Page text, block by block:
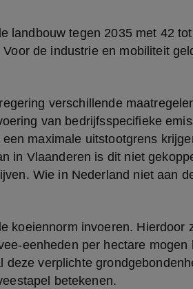
landbouw tegen 2035 met 42
de industrie en mobiliteit
verschillende
van bedrijfsspecifieke
maximale uitstootgrens
in Vlaanderen is dit niet
Wie in Nederland niet aan
koeiennorm invoeren. Hierdoor
eenheden per hectare mogen
verplichte
betekenen.